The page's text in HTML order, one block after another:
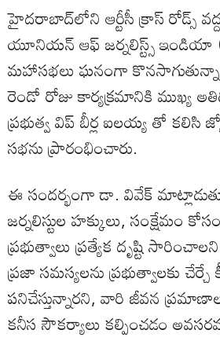
హైదరాబాద్‌లోని ఆర్టీసీ క్రాస్ రోడ్స్
యూనియన్ ఆఫ్ జర్నలిస్ట్స్
మహాసభలు ఘనంగా
రెండో రోజు కార్యక్రమానికి ముఖ్య
ప్రభుత్వ విప్ బీర్ల ఐలయ్య తో కలిసి
సభను ప్రారంభించారు.
ఈ సందర్భంగా డా. వివేక్
జర్నలిస్టుల హక్కులు, సంక్షేమం
ప్రభుత్వాలు ప్రత్యేక దృష్టి
ప్రజా సమస్యలను ప్రభుత్వాలకు
పనిచేస్తున్నారని, వారి జీవన
కనీస సౌకర్యాలు కల్పించడం